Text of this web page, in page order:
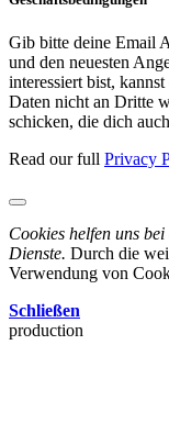
Gib bitte deine Email
und den neuesten
interessiert bist,
Daten nicht an Dritte
schicken, die dich
Read our full Privacy
Cookies helfen uns
Dienste. Durch die
Verwendung von
Schließen
production